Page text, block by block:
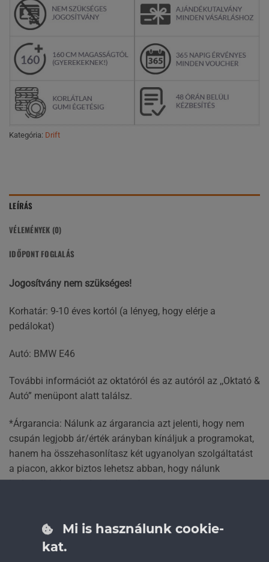
Kategória: Drift
LEÍRÁS
VÉLEMÉNYEK (0)
IDŐPONT FOGLALÁS
Jogosítvány nem szükséges!
Korhatár: 9-10 éves kortól (a lényeg, hogy elérje a
pedálokat)
Autó: BMW E46
További információt az oktatóról és az autóról az ,,Oktató &
Autó” menüpont alatt találsz.
*Árgarancia: Nálunk az árgarancia azt jelenti, hogy nem
csupán legjobb ár/érték arányban kínáljuk a programokat,
hanem ha összehasonlítasz két ugyanolyan szolgáltatást
a piacon, akkor biztos lehetsz abban, hogy nálunk
kedvezőbb áron juthatsz hozzá.
hogy egy perc drift mennyibe kerül és az alapján döntsd el
hogyan jársz a legjobban.
Mi is használunk cookie-
kat.